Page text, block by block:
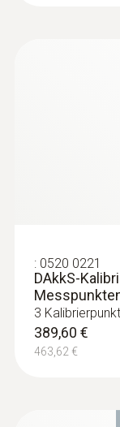
testo
: 0520 0221
DAkkS-
3
389,60 €
463,62 €